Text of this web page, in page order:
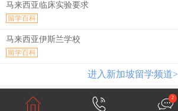
马来西亚临床实验要求
留学百科
马来西亚伊斯兰学校
留学百科
进入新加坡留学频道>
2